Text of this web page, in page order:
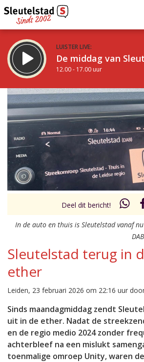
LUISTER LIVE:
De middag van
12.00 - 17.00 uur
STRAKS:
Sleutelstad 30
17.00 - 19.00 uur
Vorig uur
uur 1 van 0
Deel dit bericht!
In de auto en thuis is Sleutelstad vanaf
Sleutelstad terug in
ether
Leiden, 23 februari 2026 om 22:16 uur
Sinds maandagmiddag zendt
uit in de ether. Nadat de
en de regio medio 2024 zonder
achterbleef na een mislukt
toenmalige omroep Unity, waren